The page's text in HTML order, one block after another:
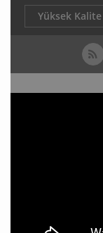
Yüksek Kalite